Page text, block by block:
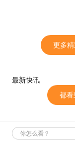
度和一致性，致
都涵盖在内，以
至今，本会认可
纪行在综合账户
更多
最新快讯
都
你怎么看？